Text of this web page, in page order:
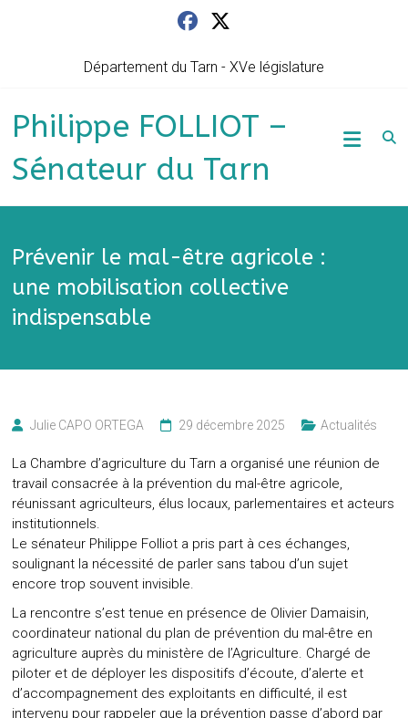
Département du Tarn - XVe législature
Philippe FOLLIOT –
Sénateur du Tarn
Prévenir le mal-être agricole :
une mobilisation collective
indispensable
Julie CAPO ORTEGA 29 décembre 2025 Actualités
La Chambre d’agriculture du Tarn a organisé une réunion de
travail consacrée à la prévention du mal-être agricole,
réunissant agriculteurs, élus locaux, parlementaires et acteurs
institutionnels.
Le sénateur Philippe Folliot a pris part à ces échanges,
soulignant la nécessité de parler sans tabou d’un sujet
encore trop souvent invisible.
La rencontre s’est tenue en présence de Olivier Damaisin,
coordinateur national du plan de prévention du mal-être en
agriculture auprès du ministère de l’Agriculture. Chargé de
piloter et de déployer les dispositifs d’écoute, d’alerte et
d’accompagnement des exploitants en difficulté, il est
intervenu pour rappeler que la prévention passe d’abord par